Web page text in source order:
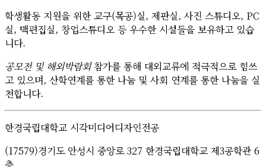
학생활동 지원을 위한 교구(목공)실, 제판실, 사진 스튜디오, PC
실, 맥편집실, 창업스튜디오 등 우수한 시설들을 보유하고 있습
니다.
공모전 및 해외박람회참가를 통해 대외교류에 적극적으로 힘쓰
고 있으며, 산학연계를 통한 나눔 및 사회 연계를 통한 나눔을 실
천합니다.
한경국립대학교 시각미디어디자인전공
(17579)경기도 안성시 중앙로 327 한경국립대학교 제3공학관 6
층